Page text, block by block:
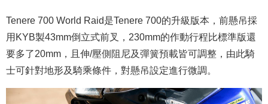
Tenere 700 World Raid是Tenere 700的升級版本，前懸吊採
用KYB製43mm倒立式前叉，230mm的作動行程比標準版還
要多了20mm，且伸/壓側阻尼及彈簧預載皆可調整，由此騎
士可針對地形及騎乘條件，對懸吊設定進行微調。